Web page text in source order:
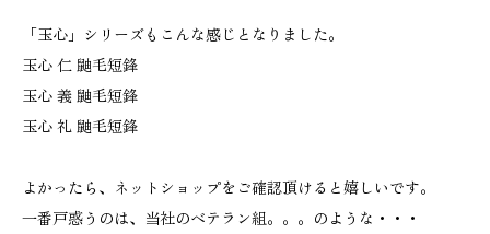
「玉心」シリーズもこんな感じとなりました。
玉心 仁 鼬毛短鋒
玉心 義 鼬毛短鋒
玉心 礼 鼬毛短鋒
よかったら、ネットショップをご確認頂けると嬉しいです。
一番戸惑うのは、当社のベテラン組。。。のような・・・